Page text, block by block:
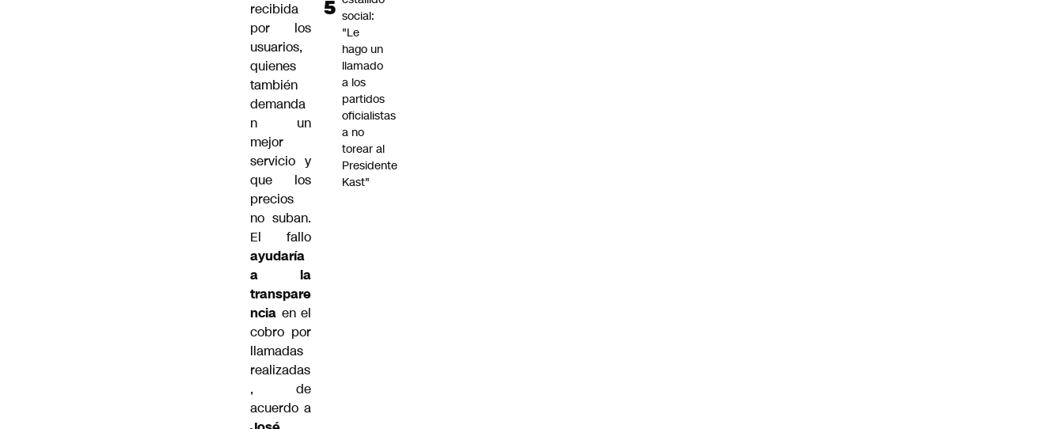
recibida
por los
usuarios,
quienes
también
demanda
n un
mejor
servicio y
que los
precios
no suban.
El fallo
ayudaría
a la
transpare
ncia en el
cobro por
llamadas
realizadas
, de
acuerdo a
social:
"Le
hago un
llamado
a los
partidos
oficialistas
a no
torear al
Presidente
Kast"